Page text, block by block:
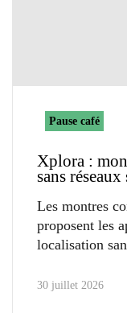
Pause café
Xplora :
sans
Les montres
proposent les
localisation
30 juillet 2026